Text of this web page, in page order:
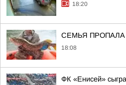
18:20
СЕМЬЯ
18:08
ФК «Енисей»